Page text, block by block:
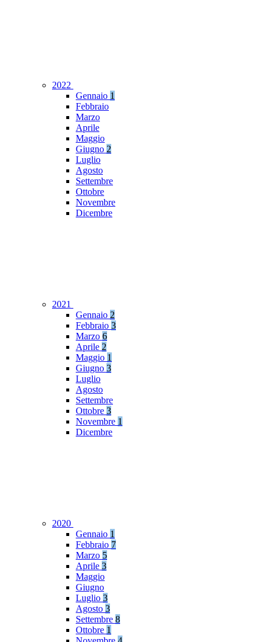
2022
Gennaio 1
Febbraio
Marzo
Aprile
Maggio
Giugno 2
Luglio
Agosto
Settembre
Ottobre
Novembre
Dicembre
2021
Gennaio 2
Febbraio 3
Marzo 6
Aprile 2
Maggio 1
Giugno 3
Luglio
Agosto
Settembre
Ottobre 3
Novembre 1
Dicembre
2020
Gennaio 1
Febbraio 7
Marzo 5
Aprile 3
Maggio
Giugno
Luglio 3
Agosto 3
Settembre 8
Ottobre 1